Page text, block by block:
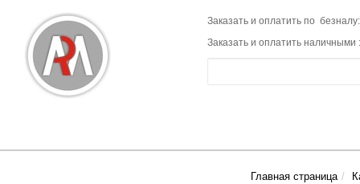
Заказать и оплатить по
Заказать и оплатить наличными
Главная страница